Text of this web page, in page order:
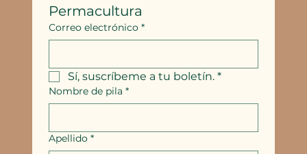
Permacultura
Correo electrónico *
Sí, suscríbeme a tu boletín. *
Nombre de pila *
Apellido *